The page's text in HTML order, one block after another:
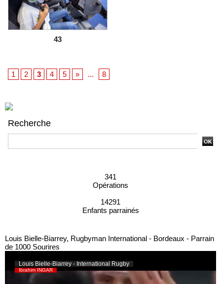
43
1 2 3 4 5 » ... 8
Recherche
341
Opérations
14291
Enfants parrainés
Louis Bielle-Biarrey, Rugbyman International - Bordeaux - Parrain
de 1000 Sourires